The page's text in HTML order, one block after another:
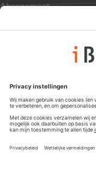
Abonnement
Privacyinstellingen